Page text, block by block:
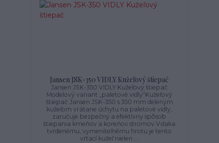
Jansen JSK-350 VIDLY Kužeľový štiepač
Jansen JSK-350 VIDLY Kužeľový štiepač
Modelový variant „paletové vidly“Kužeľový
štiepač Jansen JSK-350 s 350 mm deleným
kužeľom vrátane úchytu na paletové vidly,
zaručuje bezpečný a efektívny spôsob
štiepania kmeňov a koreňov stromov.Vďaka
tvrdenému, vymeniteľnému hrotu je tento
vŕtací kužeľ nielen ...